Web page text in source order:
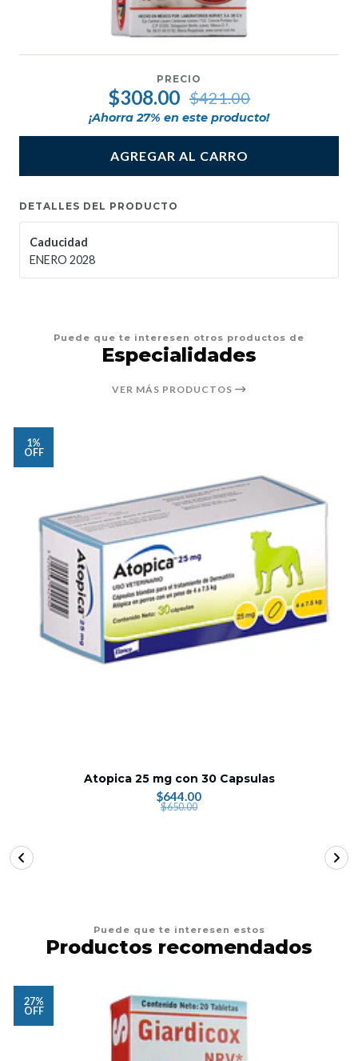
PRECIO
$308.00 $421.00
¡Ahorra 27% en este producto!
AGREGAR AL CARRO
DETALLES DEL PRODUCTO
Caducidad
ENERO 2028
Puede que te interesen otros productos de
Especialidades
VER MÁS PRODUCTOS
1%
OFF
Atopica 25 mg con 30 Capsulas
$644.00
$650.00
Puede que te interesen estos
Productos recomendados
27%
OFF